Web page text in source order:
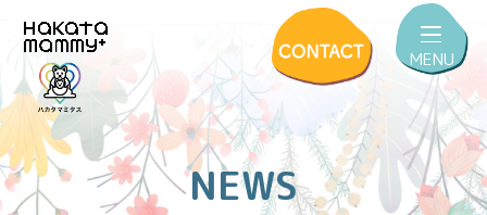
MENU
NEWS